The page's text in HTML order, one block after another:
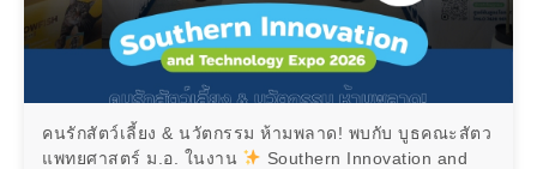
คนรักสัตว์เลี้ยง & นวัตกรรม ห้ามพลาด! พบกับ บูธคณะสัตว
แพทยศาสตร์ ม.อ. ในงาน
Southern Innovation and